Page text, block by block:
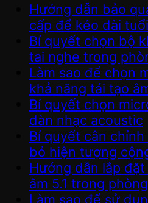
Hướng dẫn bảo
cấp để kéo dài
Bí quyết chọn bộ
tai nghe trong
Làm sao để chọn
khả năng tái tạo
Bí quyết chọn
dàn nhạc acoustic
Bí quyết cân
bỏ hiện tượng
Hướng dẫn lắp
âm 5.1 trong
Làm sao để sử